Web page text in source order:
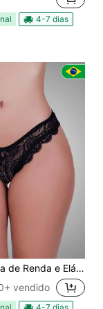
4-7 dias
Renda e Elástico no Cós
vendido